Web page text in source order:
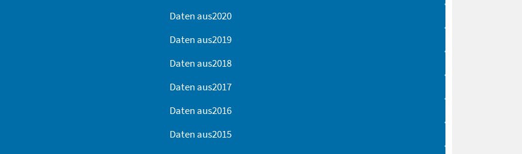
Daten aus2020
Daten aus2019
Daten aus2018
Daten aus2017
Daten aus2016
Daten aus2015